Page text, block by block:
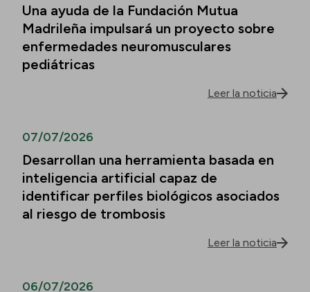
Una ayuda de la Fundación Mutua
Madrileña impulsará un proyecto sobre
enfermedades neuromusculares
pediátricas
Leer la noticia
07/07/2026
Desarrollan una herramienta basada en
inteligencia artificial capaz de
identificar perfiles biológicos asociados
al riesgo de trombosis
Leer la noticia
06/07/2026